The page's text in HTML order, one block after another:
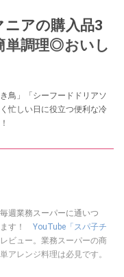
ニアの購入品3
単調理◎おいし
鳥」「シーフードドリアソ
忙しい日に役立つ便利な冷
週業務スーパーに通いつ
ます！ YouTube「スパ子チ
ビュー。業務スーパーの商
アレンジ料理は必見です。